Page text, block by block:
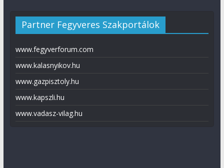
Partner Fegyveres Szakportálok
www.fegyverforum.com
www.kalasnyikov.hu
www.gazpisztoly.hu
www.kapszli.hu
www.vadasz-vilag.hu